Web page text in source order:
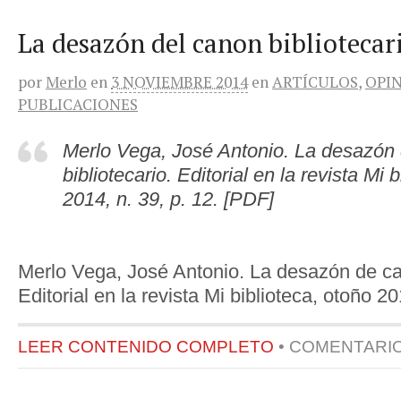
La desazón del canon
por Merlo en 3 NOVIEMBRE 2014 en ARTÍCULOS,
PUBLICACIONES
Merlo Vega, José Antonio. La desazón
bibliotecario. Editorial en la revista Mi
2014, n. 39, p. 12. [PDF]
Merlo Vega, José Antonio. La desazón de
Editorial en la revista Mi biblioteca, otoño
LEER CONTENIDO COMPLETO •